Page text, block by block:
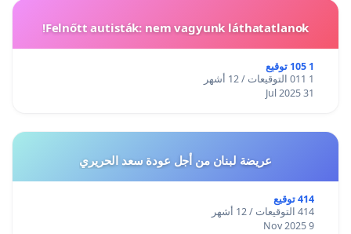
Felnőtt autisták: nem vagyunk láthatatlanok!
1 105 توقيع
1 011 التوقيعات / 12 أشهر
31 Jul 2025
عريضة لبنان من أجل عودة سعد الحريري
414 توقيع
414 التوقيعات / 12 أشهر
9 Nov 2025